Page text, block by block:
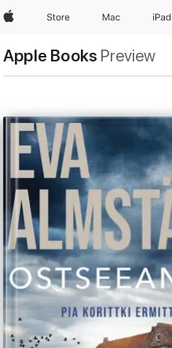
AppleStore Mac iPad
Apple Books Preview